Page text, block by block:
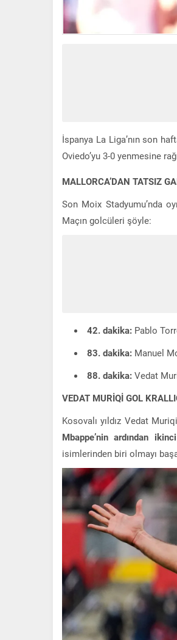
İspanya La Liga’nın son
Oviedo’yu 3-0 yenmesine
MALLORCA’DAN TATSIZ
Son Moix Stadyumu’nda
Maçın golcüleri şöyle:
42. dakika: Pablo
83. dakika: Manuel
88. dakika: Vedat
VEDAT MURİQİ GOL
Kosovalı yıldız Vedat
Mbappe’nin ardından
isimlerinden biri olmayı